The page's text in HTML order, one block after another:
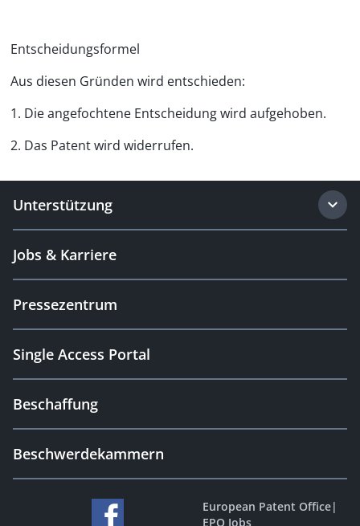
Entscheidungsformel
Aus diesen Gründen wird entschieden:
1. Die angefochtene Entscheidung wird aufgehoben.
2. Das Patent wird widerrufen.
Unterstützung
Jobs & Karriere
Pressezentrum
Single Access Portal
Beschaffung
Beschwerdekammern
European Patent Office|
EPO Jobs